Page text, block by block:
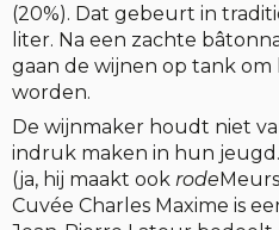
(20%). Dat gebeurt in
liter. Na een zachte
gaan de wijnen op tank
worden.
De wijnmaker houdt niet
indruk maken in hun
(ja, hij maakt ook rode
Cuvée Charles Maxime is